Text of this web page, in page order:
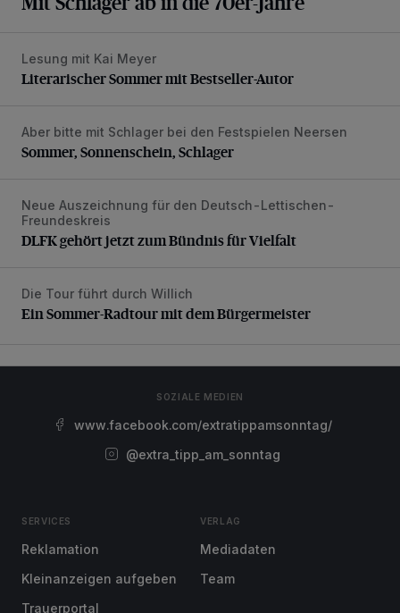
Literarischer Sommer mit Bestseller-Autor
Lesung mit Kai Meyer
Literarischer Sommer mit Bestseller-Autor
Sommer, Sonnenschein, Schlager
Aber bitte mit Schlager bei den Festspielen Neersen
Sommer, Sonnenschein, Schlager
DLFK gehört jetzt zum Bündnis für Vielfalt
Neue Auszeichnung für den Deutsch-Lettischen-
Freundeskreis
DLFK gehört jetzt zum Bündnis für Vielfalt
Ein Sommer-Radtour mit dem Bürgermeister
Die Tour führt durch Willich
Ein Sommer-Radtour mit dem Bürgermeister
SOZIALE MEDIEN
www.facebook.com/extratippamsonntag/
@extra_tipp_am_sonntag
SERVICES
Reklamation
Kleinanzeigen aufgeben
Trauerportal
VERLAG
Mediadaten
Team